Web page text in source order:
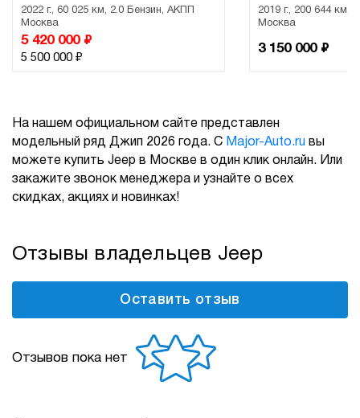
2022 г., 60 025 км, 2.0 Бензин, АКПП
Москва
5 420 000 ₽
5 500 000 ₽
2019 г., 200 644 км,
Москва
3 150 000 ₽
На нашем официальном сайте представлен
модельный ряд Джип 2026 года. С Major-Auto.ru вы
можете купить Jeep в Москве в один клик онлайн. Или
закажите звонок менеджера и узнайте о всех
скидках, акциях и новинках!
Отзывы владельцев Jeep
Оставить отзыв
Отзывов пока нет